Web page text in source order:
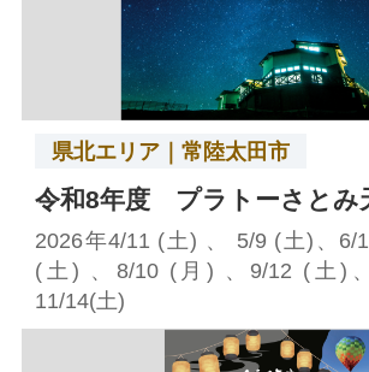
県北エリア｜常陸太田市
令和8年度 プラトーさとみ
2026年4/11 (土) 、 5/9 (土)、6/
(土) 、8/10 (月) 、9/12 (土)、
11/14(土)